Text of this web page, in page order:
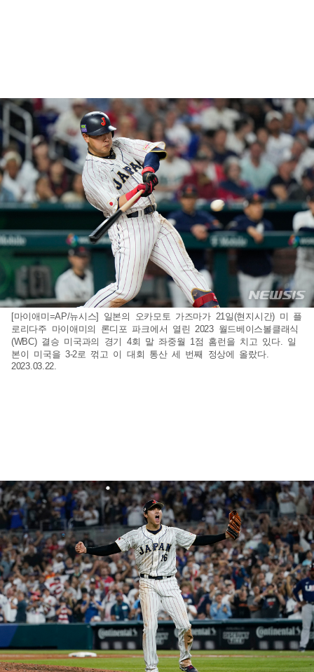
[마이애미=AP/뉴시스] 일본의 오카모토 가즈마가 21일(현지시간) 미 플
로리다주 마이애미의 론디포 파크에서 열린 2023 월드베이스볼클래식
(WBC) 결승 미국과의 경기 4회 말 좌중월 1점 홈런을 치고 있다. 일
본이 미국을 3-2로 꺾고 이 대회 통산 세 번째 정상에 올랐다.
2023.03.22.